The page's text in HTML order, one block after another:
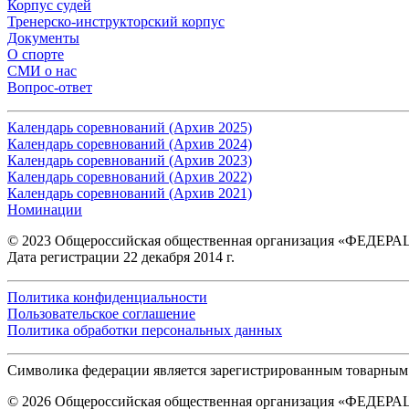
Корпус судей
Тренерско-инструкторский корпус
Документы
О спорте
СМИ о нас
Вопрос-ответ
Календарь соревнований (Архив 2025)
Календарь соревнований (Архив 2024)
Календарь соревнований (Архив 2023)
Календарь соревнований (Архив 2022)
Календарь соревнований (Архив 2021)
Номинации
© 2023 Общероссийская общественная организация
Дата регистрации 22 декабря 2014 г.
Политика конфиденциальности
Пользовательское соглашение
Политика обработки персональных данных
Символика федерации является зарегистрированным
© 2026 Общероссийская общественная организация